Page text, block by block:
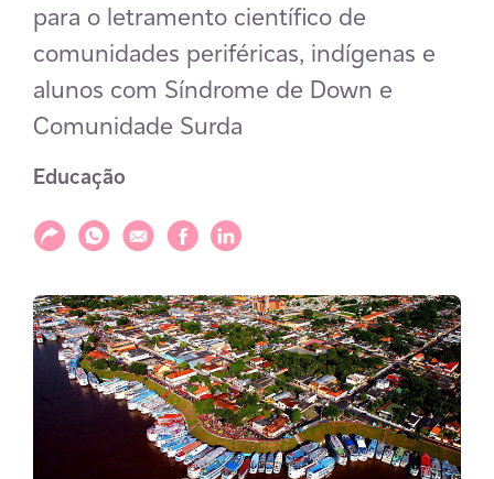
para o letramento científico de
comunidades periféricas, indígenas e
alunos com Síndrome de Down e
Comunidade Surda
Educação
Compartilhar
Compartilhar via WhatsApp
Compartilhar via E-mail
Compartilhar via Facebook
Compartilhar via LinkedIn